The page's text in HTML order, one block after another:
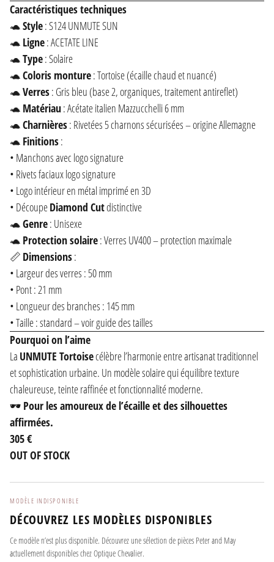
Caractéristiques techniques
🐢Style: S124 UNMUTE SUN
🐢 Ligne: ACETATE LINE
🐢Type: Solaire
🐢Coloris monture: Tortoise (écaille chaud et nuancé)
🐢Verres: Gris bleu (base 2, organiques, traitement antireflet)
🐢 Matériau: Acétate italien Mazzucchelli 6 mm
🐢Charnières: Rivetées 5 charnons sécurisées – origine Allemagne
🐢 Finitions:
• Manchons avec logo signature
• Rivets faciaux logo signature
• Logo intérieur en métal imprimé en 3D
• DécoupeDiamond Cutdistinctive
🐢Genre: Unisexe
🐢 Protection solaire: Verres UV400 – protection maximale
📏 Dimensions:
• Largeur des verres : 50 mm
• Pont : 21 mm
• Longueur des branches : 145 mm
• Taille : standard – voir guide des tailles
Pourquoi on l’aime
La UNMUTE Tortoisecélèbre l’harmonie entre artisanat traditionnel
et sophistication urbaine. Un modèle solaire qui équilibre texture
chaleureuse, teinte raffinée et fonctionnalité moderne.
🕶️ Pour les amoureux de l’écaille et des silhouettes
affirmées.
305 €
OUT OF STOCK
MODÈLE INDISPONIBLE
DÉCOUVREZ LES MODÈLES DISPONIBLES
Ce modèle n’est plus disponible. Découvrez une sélection de pièces Peter and May
actuellement disponibles chez Optique Chevalier.